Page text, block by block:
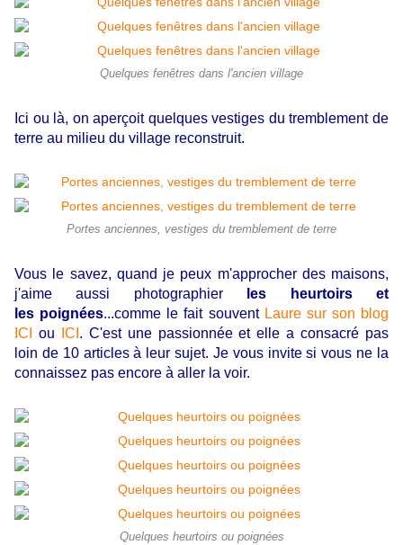
Quelques fenêtres dans l'ancien village
Ici ou là, on aperçoit quelques vestiges du tremblement de
terre au milieu du village reconstruit.
Portes anciennes, vestiges du tremblement de terre
Vous le savez, quand je peux m'approcher des maisons,
j'aime aussi photographier
les heurtoirs et
les poignées...comme le fait souvent Laure sur son blog
ICI
ou ICI . C'est une passionnée et elle a consacré pas
loin de 10 articles à leur sujet. Je vous invite si vous ne la
connaissez pas encore à aller la voir.
Quelques heurtoirs ou poignées